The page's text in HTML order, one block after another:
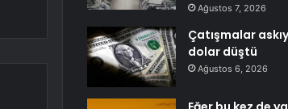
Ağustos 7, 2026
Çatışmalar
dolar düştü
Ağustos 6, 2026